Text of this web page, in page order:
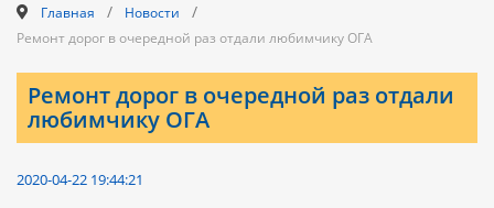
Главная / Новости /
Ремонт дорог в очередной раз отдали любимчику ОГА
Ремонт дорог в очередной раз отдали
любимчику ОГА
2020-04-22 19:44:21